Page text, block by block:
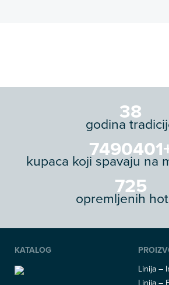
45
godina
8959201
kupaca koji spavaju na
867
opremljenih
KATALOG
Linija –
Linija –